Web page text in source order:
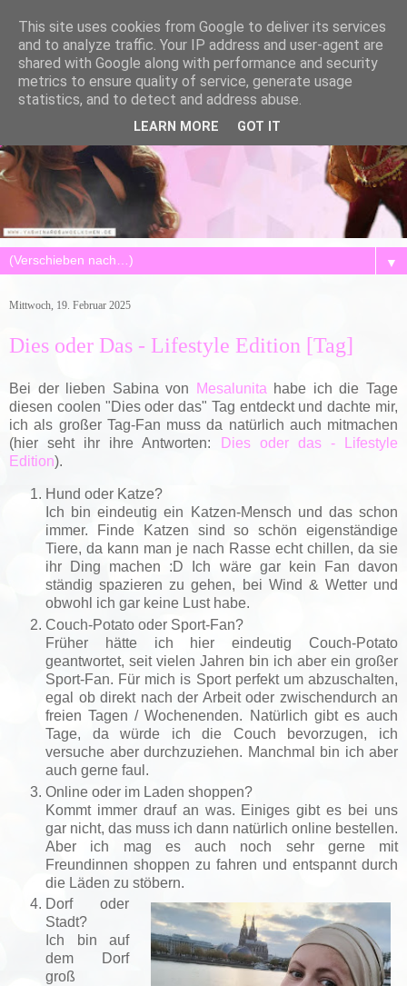
▼
Mittwoch, 19. Februar 2025
Dies oder Das - Lifestyle Edition [Tag]
Bei der lieben Sabina von Mesalunita habe ich die Tage
diesen coolen "Dies oder das" Tag entdeckt und dachte mir,
ich als großer Tag-Fan muss da natürlich auch mitmachen
(hier seht ihr ihre Antworten:
Dies oder das - Lifestyle
Edition).
Hund oder Katze?
Ich bin eindeutig ein Katzen-Mensch und das schon
immer. Finde Katzen sind so schön eigenständige
Tiere, da kann man je nach Rasse echt chillen, da sie
ihr Ding machen :D Ich wäre gar kein Fan davon
ständig spazieren zu gehen, bei Wind & Wetter und
obwohl ich gar keine Lust habe.
Couch-Potato oder Sport-Fan?
Früher hätte ich hier eindeutig Couch-Potato
geantwortet, seit vielen Jahren bin ich aber ein großer
Sport-Fan. Für mich is Sport perfekt um abzuschalten,
egal ob direkt nach der Arbeit oder zwischendurch an
freien Tagen / Wochenenden. Natürlich gibt es auch
Tage, da würde ich die Couch bevorzugen, ich
versuche aber durchzuziehen. Manchmal bin ich aber
auch gerne faul.
Online oder im Laden shoppen?
Kommt immer drauf an was. Einiges gibt es bei uns
gar nicht, das muss ich dann natürlich online bestellen.
Aber ich mag es auch noch sehr gerne mit
Freundinnen shoppen zu fahren und entspannt durch
die Läden zu stöbern.
Dorf oder
Stadt?
Ich bin auf
dem Dorf
groß
This site uses cookies from Google to deliver its services
and to analyze traffic. Your IP address and user-agent are
shared with Google along with performance and security
metrics to ensure quality of service, generate usage
statistics, and to detect and address abuse.
LEARN MORE GOT IT